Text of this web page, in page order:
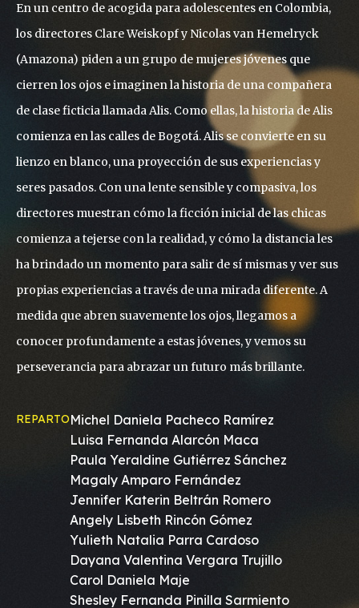
En un centro de acogida para adolescentes en Colombia,
los directores Clare Weiskopf y Nicolas van Hemelryck
(Amazona) piden a un grupo de mujeres jóvenes que
cierren los ojos e imaginen la historia de una compañera
de clase ficticia llamada Alis. Como ellas, la historia de Alis
comienza en las calles de Bogotá. Alis se convierte en su
lienzo en blanco, una proyección de sus experiencias y
seres pasados. Con una lente sensible y compasiva, los
directores muestran cómo la ficción inicial de las chicas
comienza a tejerse con la realidad, y cómo la distancia les
ha brindado un momento para salir de sí mismas y ver sus
propias experiencias a través de una mirada diferente. A
medida que abren suavemente los ojos, llegamos a
conocer profundamente a estas jóvenes, y vemos su
perseverancia para abrazar un futuro más brillante.
REPARTOMichel Daniela Pacheco Ramírez
Luisa Fernanda Alarcón Maca
Paula Yeraldine Gutiérrez Sánchez
Magaly Amparo Fernández
Jennifer Katerin Beltrán Romero
Angely Lisbeth Rincón Gómez
Yulieth Natalia Parra Cardoso
Dayana Valentina Vergara Trujillo
Carol Daniela Maje
Shesley Fernanda Pinilla Sarmiento